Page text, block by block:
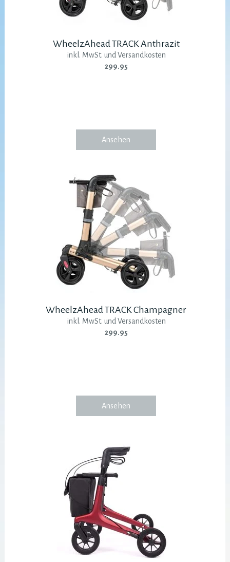
WheelzAhead TRACK Anthrazit
inkl. MwSt. und Versandkosten
299.95
Ansehen
WheelzAhead TRACK Champagner
inkl. MwSt. und Versandkosten
299.95
Ansehen